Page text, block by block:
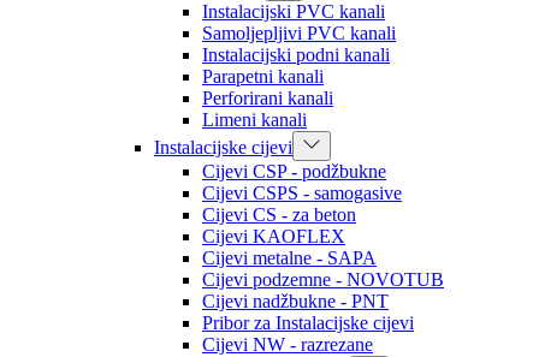
Instalacijski PVC kanali
Samoljepljivi PVC kanali
Instalacijski podni kanali
Parapetni kanali
Perforirani kanali
Limeni kanali
Instalacijske cijevi
Cijevi CSP - podžbukne
Cijevi CSPS - samogasive
Cijevi CS - za beton
Cijevi KAOFLEX
Cijevi metalne - SAPA
Cijevi podzemne - NOVOTUB
Cijevi nadžbukne - PNT
Pribor za Instalacijske cijevi
Cijevi NW - razrezane